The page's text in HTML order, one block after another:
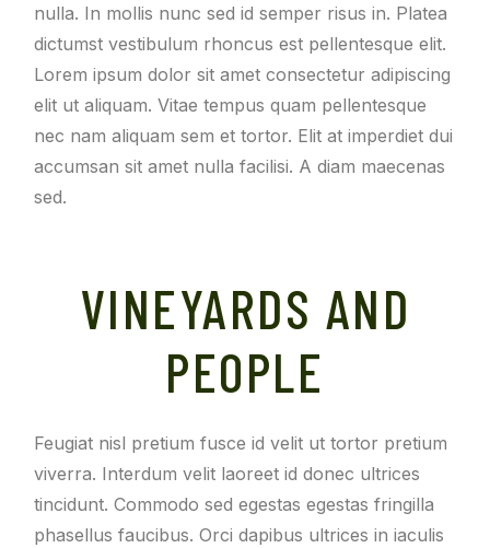
nulla. In mollis nunc sed id semper risus in. Platea
dictumst vestibulum rhoncus est pellentesque elit.
Lorem ipsum dolor sit amet consectetur adipiscing
elit ut aliquam. Vitae tempus quam pellentesque
nec nam aliquam sem et tortor. Elit at imperdiet dui
accumsan sit amet nulla facilisi. A diam maecenas
sed.
VINEYARDS AND
PEOPLE
Feugiat nisl pretium fusce id velit ut tortor pretium
viverra. Interdum velit laoreet id donec ultrices
tincidunt. Commodo sed egestas egestas fringilla
phasellus faucibus. Orci dapibus ultrices in iaculis